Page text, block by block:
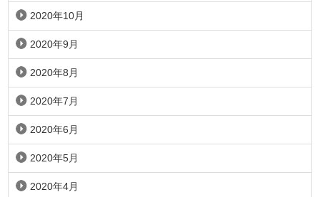
2020年10月
2020年9月
2020年8月
2020年7月
2020年6月
2020年5月
2020年4月